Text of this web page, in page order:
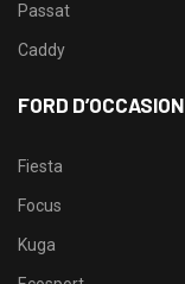
Passat
Caddy
FORD D’OCCASION
Fiesta
Focus
Kuga